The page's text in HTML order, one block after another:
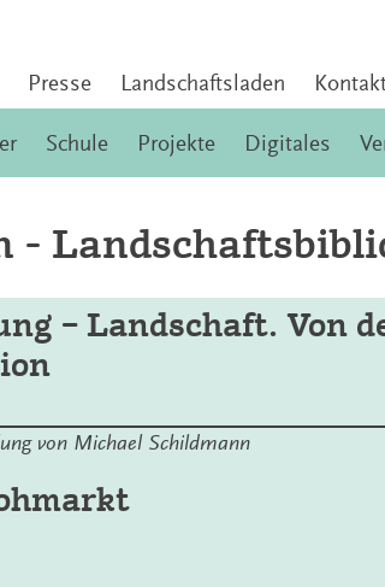
Presse Landschaftsladen
Schule Projekte Digitales
-
– Landschaft. Von
von Michael Schildmann